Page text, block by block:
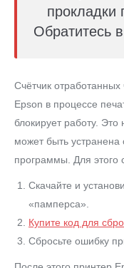
прокладки
Обратитесь
Счётчик
Epson в процессе
блокирует работу.
может быть
программы. Для этого
Скачайте и
«памперса».
Купите код для
Сбросьте ошибку